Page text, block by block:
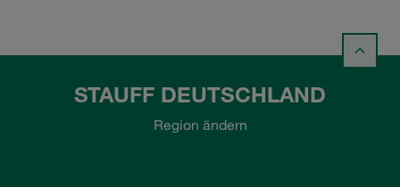
STAUFF DEUTSCHLAND
Region ändern